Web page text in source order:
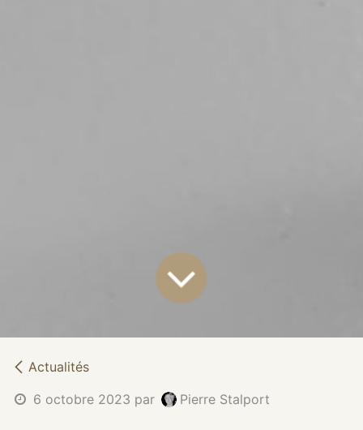
Actualités
6 octobre 2023 par Pierre Stalport